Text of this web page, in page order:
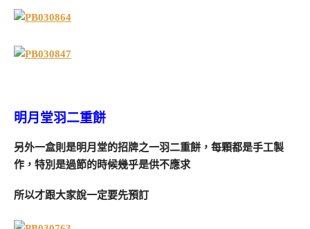
明月堂羽二重餅
另外一盒則是明月堂的招牌之一羽二重餅，每顆都是手工製
作，特別是過節的時候幾乎是供不應求
所以才跟大家說一定要先預訂